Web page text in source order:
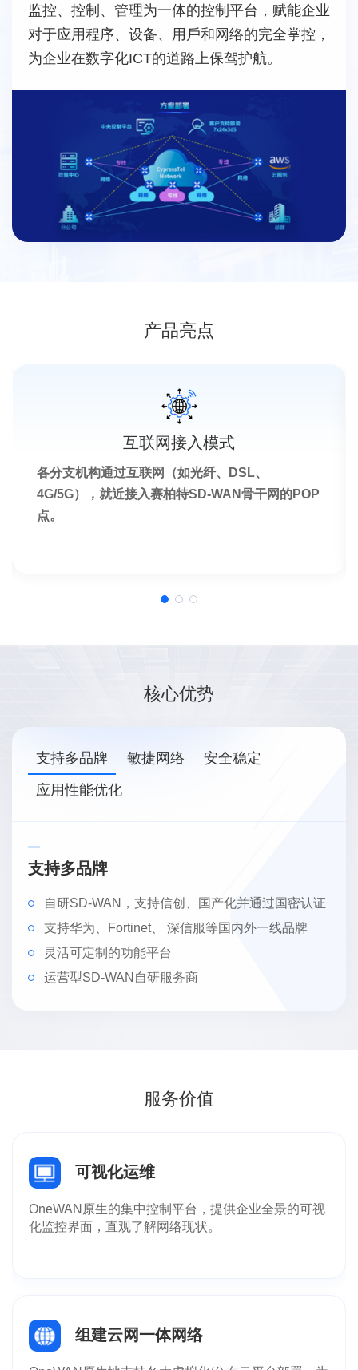
监控、控制、管理为⼀体的控制平台，赋能企业
对于应⽤程序、设备、⽤⼾和⽹络的完全掌控，
为企业在数字化ICT的道路上保驾护航。
产品亮点
互联网接入模式
各分支机构通过互联网（如光纤、DSL、
4G/5G），就近接入赛柏特SD-WAN骨干网的POP
点。
核心优势
支持多品牌 敏捷网络
安全稳定
应用性能优化
支持多品牌
自研SD-WAN，支持信创、国产化并通过国密认证
支持华为、Fortinet、 深信服等国内外一线品牌
灵活可定制的功能平台
运营型SD-WAN自研服务商
服务价值
可视化运维
OneWAN原⽣的集中控制平台，提供企业全景的可视
化监控界⾯，直观了解⽹络现状。
组建云网⼀体网络